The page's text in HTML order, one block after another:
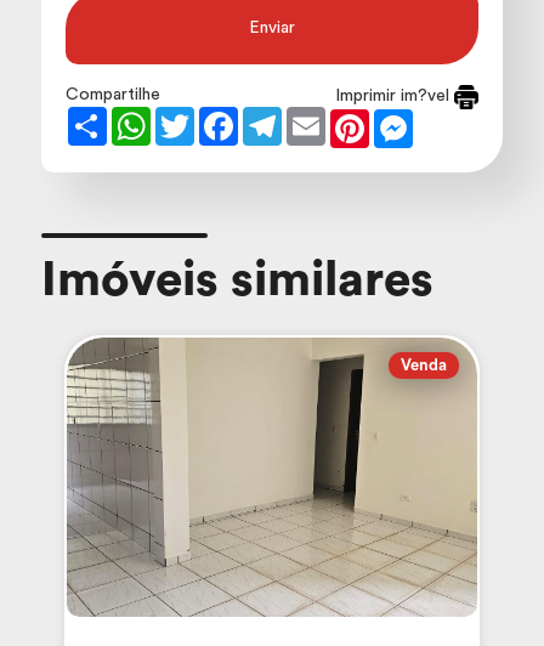
Enviar
Imprimir im?vel
Compartilhe
Share
WhatsApp
TwitterFacebookTelegram
Email PinterestMessenger
Imóveis similares
Venda